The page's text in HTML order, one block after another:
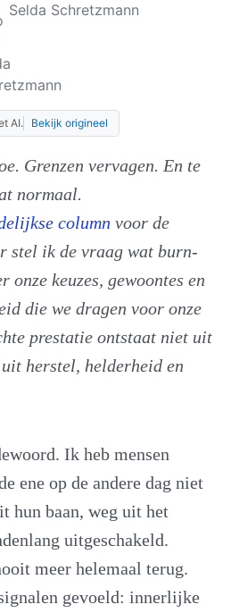
Selda Schretzmann
AI. Bekijk origineel
Grenzen vervagen. En te
normaal.
column voor de
stel ik de vraag wat burn-
keuzes, gewoontes en
die we dragen voor onze
prestatie ontstaat niet uit
herstel, helderheid en
Ik heb mensen
ene op de andere dag niet
hun baan, weg uit het
uitgeschakeld.
meer helemaal terug.
gevoeld: innerlijke